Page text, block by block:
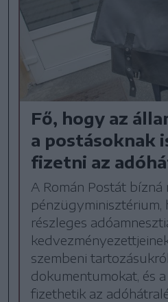
Fő, hogy az
a postásoknak
fizetni az
A Román Postát bízná
pénzügyminisztérium,
részleges
szembeni
dokumentumokat, és
fizethetik az